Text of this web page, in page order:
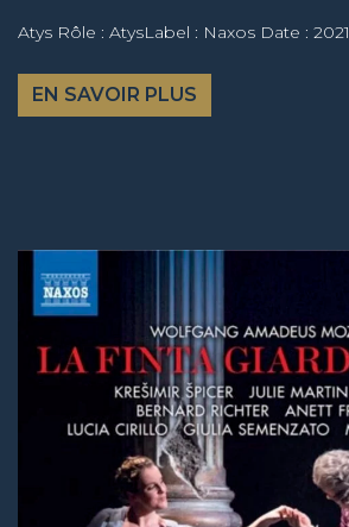
Atys Rôle : AtysLabel : Naxos Date : 2021
EN SAVOIR PLUS